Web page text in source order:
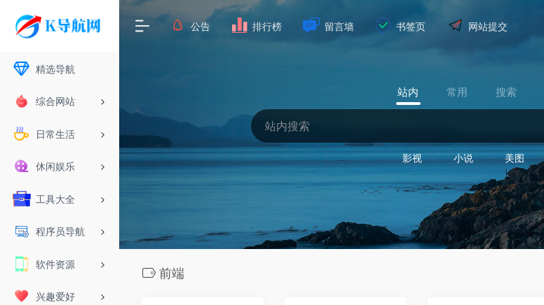
精选导航
综合网站
日常生活
休闲娱乐
工具大全
程序员导航
软件资源
兴趣爱好
公告 排行榜 留言墙 书签页 网站提交
站内 常用 搜索
影视 小说 美图
前端